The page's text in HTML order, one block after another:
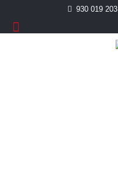
930 019 203